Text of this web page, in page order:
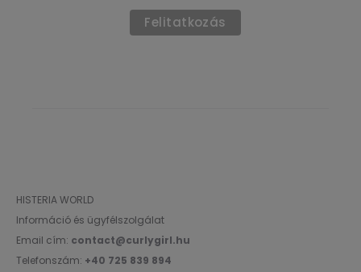
HISTERIA WORLD
Információ és ügyfélszolgálat
Email cím: contact@curlygirl.hu
Telefonszám: +40 725 839 894